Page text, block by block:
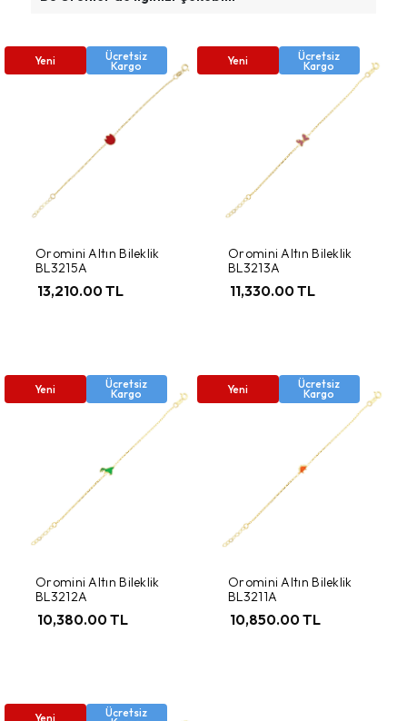
Yeni Ücretsiz
Kargo
Oromini Altın Bileklik
BL3215A
13,210.00 TL
Yeni Ücretsiz
Kargo
Oromini Altın Bileklik
BL3213A
11,330.00 TL
Yeni Ücretsiz
Kargo
Oromini Altın Bileklik
BL3212A
10,380.00 TL
Yeni Ücretsiz
Kargo
Oromini Altın Bileklik
BL3211A
10,850.00 TL
Yeni Ücretsiz